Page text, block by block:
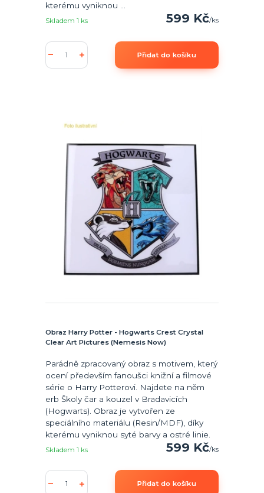
kterému vyniknou ...
599 Kč/ks
Skladem 1 ks
Přidat do košíku
Obraz Harry Potter - Hogwarts Crest Crystal
Clear Art Pictures (Nemesis Now)
Parádně zpracovaný obraz s motivem, který
ocení především fanoušci knižní a filmové
série o Harry Potterovi. Najdete na něm
erb Školy čar a kouzel v Bradavicích
(Hogwarts). Obraz je vytvořen ze
speciálního materiálu (Resin/MDF), díky
kterému vyniknou syté barvy a ostré linie.
599 Kč/ks
Skladem 1 ks
Přidat do košíku